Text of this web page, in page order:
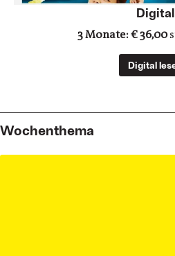
Digital
3 Monate: € 36,00
Digital
Wochenthema